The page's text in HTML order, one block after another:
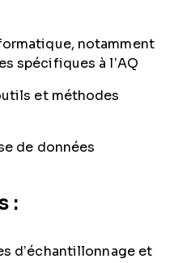
notamment
spécifiques à l’AQ
et méthodes
de données
:
d’échantillonnage et